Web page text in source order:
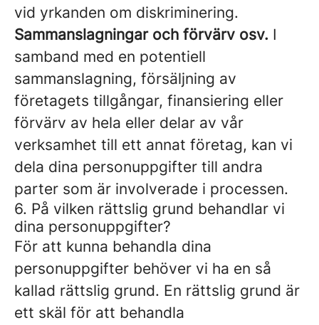
vid yrkanden om diskriminering.
Sammanslagningar och förvärv osv. I
samband med en potentiell
sammanslagning, försäljning av
företagets tillgångar, finansiering eller
förvärv av hela eller delar av vår
verksamhet till ett annat företag, kan vi
dela dina personuppgifter till andra
parter som är involverade i processen.
6. På vilken rättslig grund behandlar vi
dina personuppgifter?
För att kunna behandla dina
personuppgifter behöver vi ha en så
kallad rättslig grund. En rättslig grund är
ett skäl för att behandla